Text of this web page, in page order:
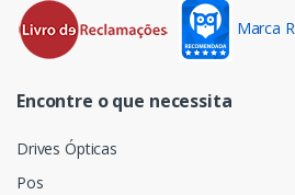
Marca
Encontre o que necessita
Drives Ópticas
Pos